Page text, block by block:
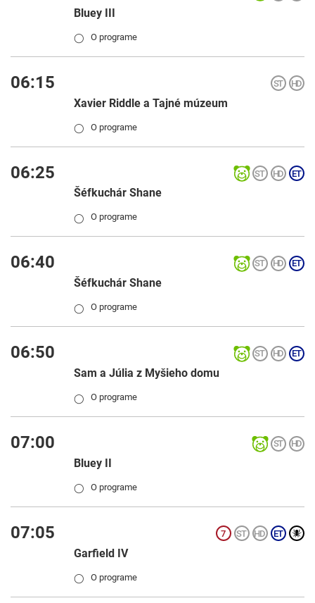
Bluey III
◯ O programe
06:15
Xavier Riddle a Tajné múzeum
◯ O programe
06:25
Šéfkuchár Shane
◯ O programe
06:40
Šéfkuchár Shane
◯ O programe
06:50
Sam a Júlia z Myšieho domu
◯ O programe
07:00
Bluey II
◯ O programe
07:05
Garfield IV
◯ O programe